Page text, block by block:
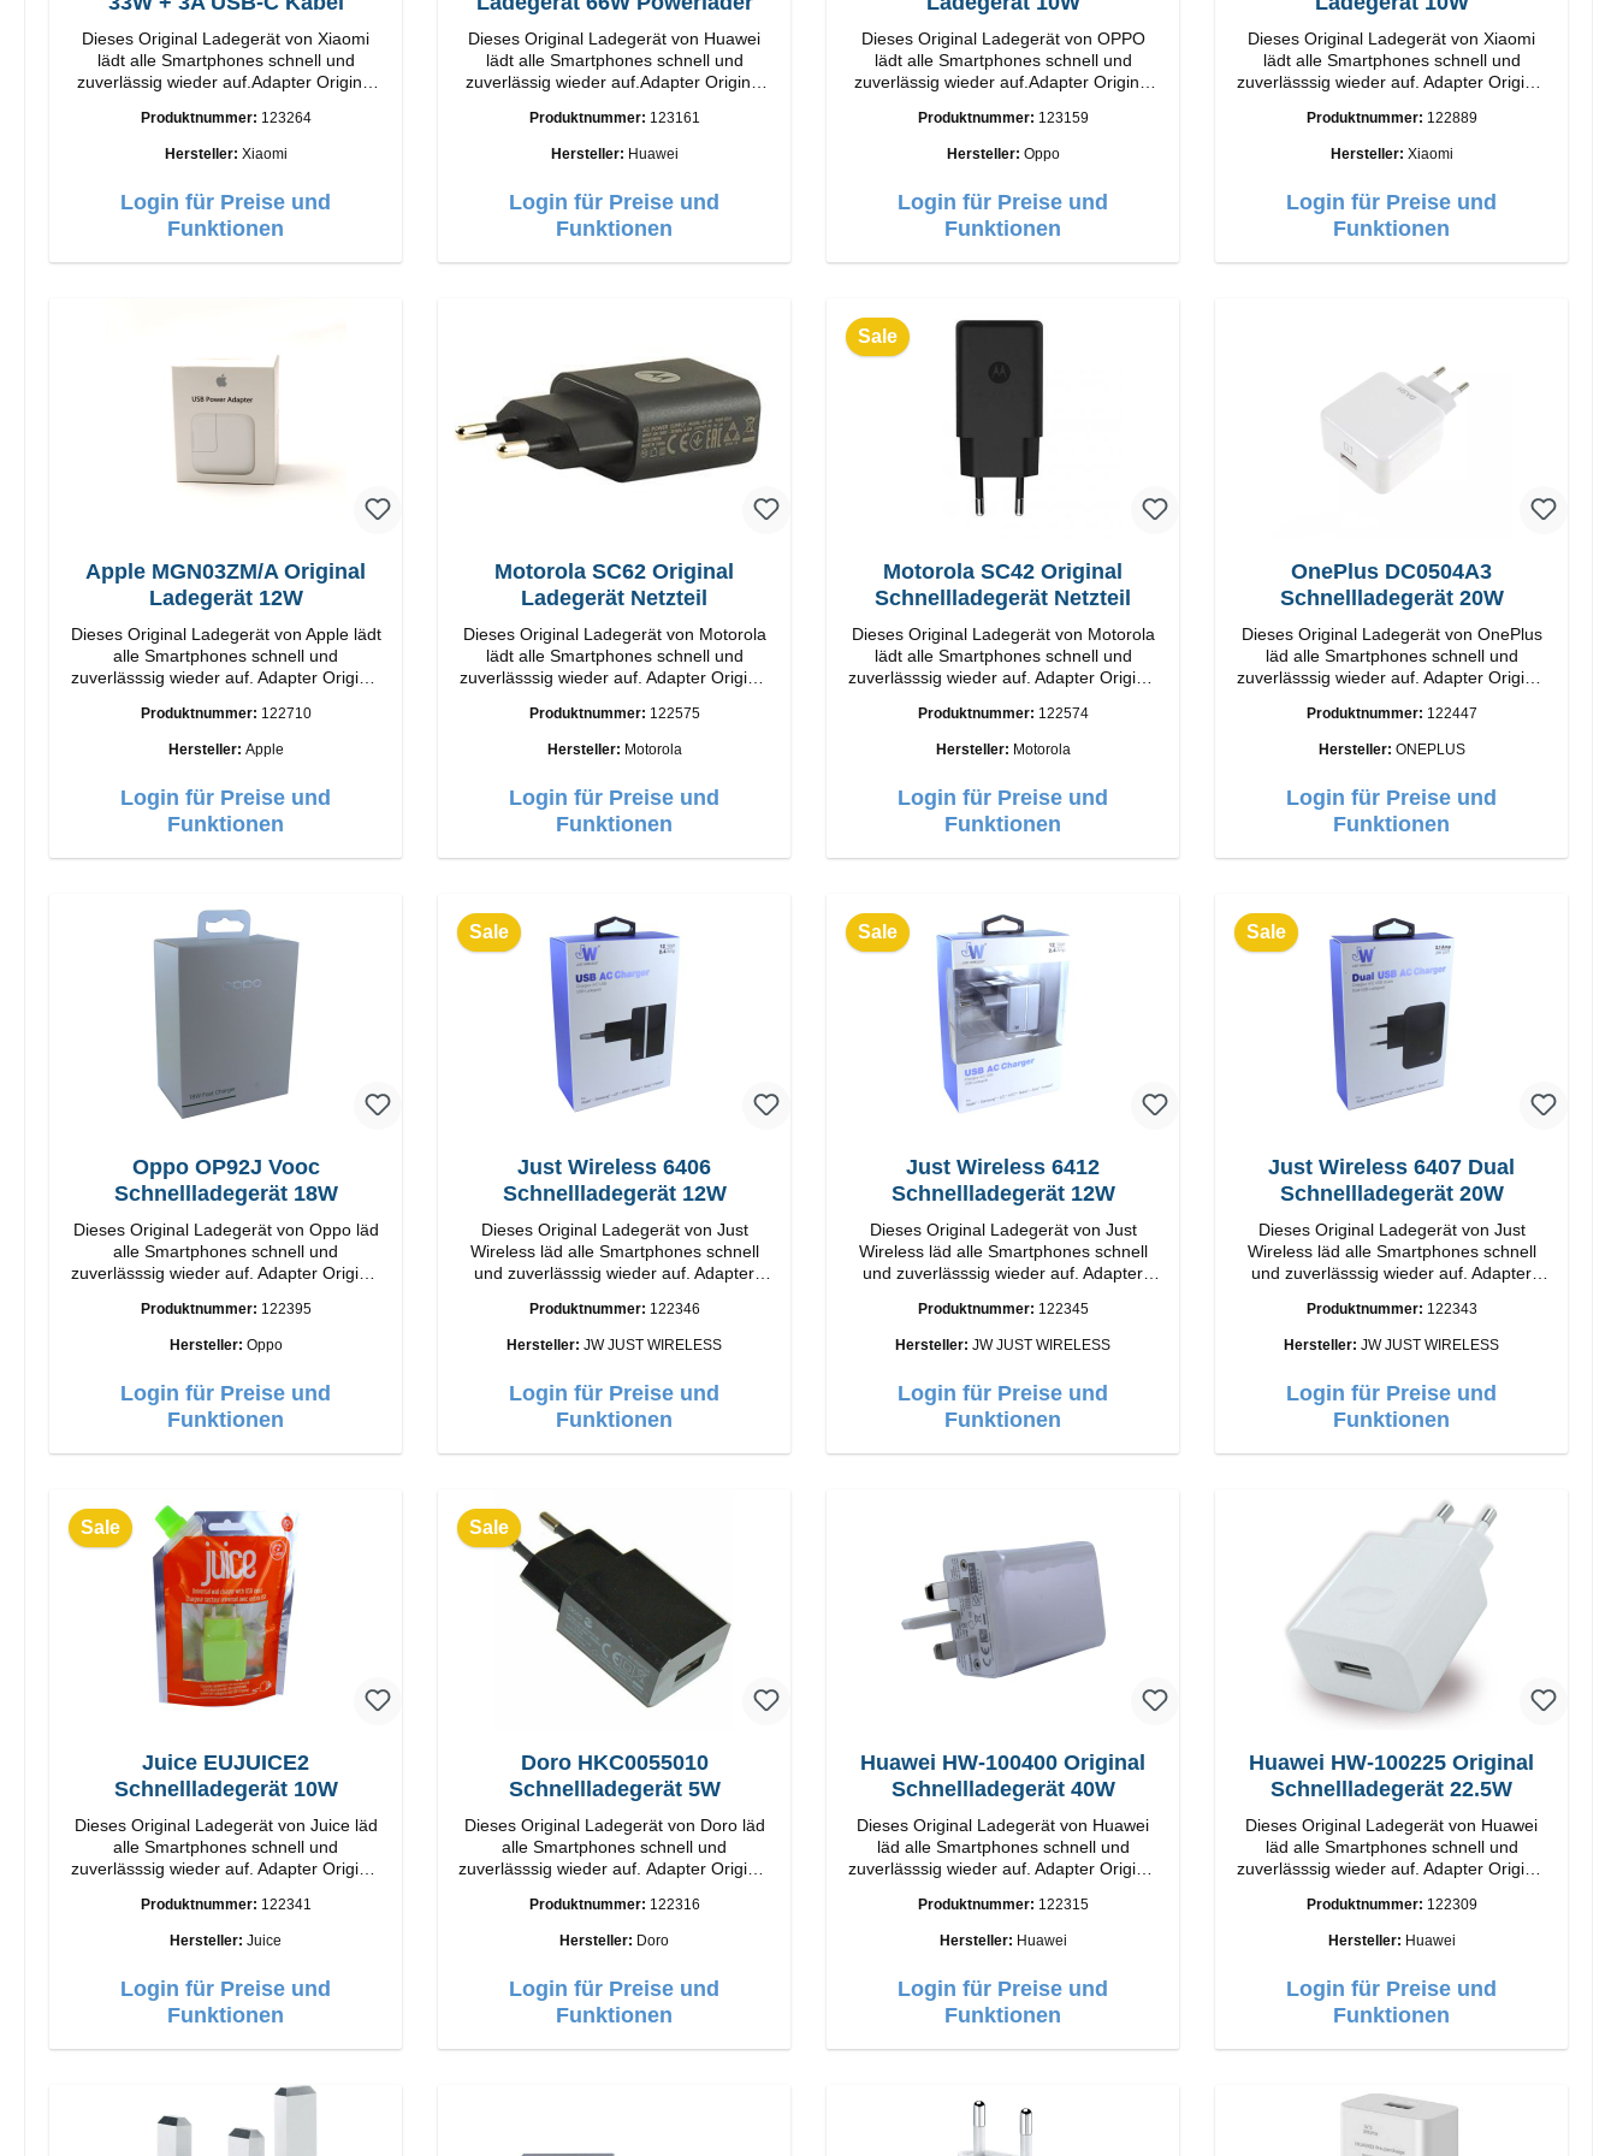
Dieses Original Ladegerät von Xiaomi
lädt alle Smartphones schnell und
zuverlässig wieder auf.Adapter Original
Anschlüsse: USB-A Output: 33W Farbe:
Produktnummer: 123264
Hersteller: Xiaomi
Login für Preise und
Funktionen
Dieses Original Ladegerät von Huawei
lädt alle Smartphones schnell und
zuverlässig wieder auf.Adapter Original
Anschlüsse: USB-C Output: 66W Farbe:
Weiss
Produktnummer: 123161
Hersteller: Huawei
Login für Preise und
Funktionen
Dieses Original Ladegerät von OPPO
lädt alle Smartphones schnell und
zuverlässig wieder auf.Adapter Original
Anschlüsse: USB-A Output: 10W Farbe:
Weiss
Produktnummer: 123159
Hersteller: Oppo
Login für Preise und
Funktionen
Dieses Original Ladegerät von Xiaomi
lädt alle Smartphones schnell und
zuverlässsig wieder auf. Adapter Original
Anschlüsse: USB-A Output: 10W Farbe:
Weiß
Produktnummer: 122889
Hersteller: Xiaomi
Login für Preise und
Funktionen
Apple MGN03ZM/A Original
Ladegerät 12W
Dieses Original Ladegerät von Apple lädt
alle Smartphones schnell und
zuverlässsig wieder auf. Adapter Original
Anschlüsse: USB-A Output: 12W Farbe:
Weiß
Produktnummer: 122710
Hersteller: Apple
Login für Preise und
Funktionen
Motorola SC62 Original
Ladegerät Netzteil
Dieses Original Ladegerät von Motorola
lädt alle Smartphones schnell und
zuverlässsig wieder auf. Adapter Original
Anschlüsse: USB-A Output: 5W Farbe:
Schwarz
Produktnummer: 122575
Hersteller: Motorola
Login für Preise und
Funktionen
Sale
Motorola SC42 Original
Schnellladegerät Netzteil
Dieses Original Ladegerät von Motorola
lädt alle Smartphones schnell und
zuverlässsig wieder auf. Adapter Original
Anschlüsse: USB-A Output: 10W Farbe:
Schwarz
Produktnummer: 122574
Hersteller: Motorola
Login für Preise und
Funktionen
OnePlus DC0504A3
Schnellladegerät 20W
Dieses Original Ladegerät von OnePlus
läd alle Smartphones schnell und
zuverlässsig wieder auf. Adapter Original
Anschlüsse: USB-A Output: 20W Farbe:
Weiss
Produktnummer: 122447
Hersteller: ONEPLUS
Login für Preise und
Funktionen
Oppo OP92J Vooc
Schnellladegerät 18W
Dieses Original Ladegerät von Oppo läd
alle Smartphones schnell und
zuverlässsig wieder auf. Adapter Original
Anschlüsse: USB-A Output: 18W Farbe:
Weiss
Produktnummer: 122395
Hersteller: Oppo
Login für Preise und
Funktionen
Sale
Just Wireless 6406
Schnellladegerät 12W
Dieses Original Ladegerät von Just
Wireless läd alle Smartphones schnell
und zuverlässsig wieder auf. Adapter
Verarbeitung Anschlüsse: USB-A Output:
12W Farbe: Schwarz
Produktnummer: 122346
Hersteller: JW JUST WIRELESS
Login für Preise und
Funktionen
Sale
Just Wireless 6412
Schnellladegerät 12W
Dieses Original Ladegerät von Just
Wireless läd alle Smartphones schnell
und zuverlässsig wieder auf. Adapter
Verarbeitung Anschlüsse: USB-A Output:
12W Farbe: Grau
Produktnummer: 122345
Hersteller: JW JUST WIRELESS
Login für Preise und
Funktionen
Sale
Just Wireless 6407 Dual
Schnellladegerät 20W
Dieses Original Ladegerät von Just
Wireless läd alle Smartphones schnell
und zuverlässsig wieder auf. Adapter
Verarbeitung Anschlüsse: USB-A Output:
20W Farbe: Schwarz
Produktnummer: 122343
Hersteller: JW JUST WIRELESS
Login für Preise und
Funktionen
Sale
Juice EUJUICE2
Schnellladegerät 10W
Dieses Original Ladegerät von Juice läd
alle Smartphones schnell und
zuverlässsig wieder auf. Adapter Original
Anschlüsse: USB-A Output: 10W Farbe:
Grün
Produktnummer: 122341
Hersteller: Juice
Login für Preise und
Funktionen
Sale
Doro HKC0055010
Schnellladegerät 5W
Dieses Original Ladegerät von Doro läd
alle Smartphones schnell und
zuverlässsig wieder auf. Adapter Original
Anschlüsse: USB-A Output: 5W Farbe:
Schwarz
Produktnummer: 122316
Hersteller: Doro
Login für Preise und
Funktionen
Huawei HW-100400 Original
Schnellladegerät 40W
Dieses Original Ladegerät von Huawei
läd alle Smartphones schnell und
zuverlässsig wieder auf. Adapter Original
Anschlüsse: USB-A Output: 40W Farbe:
Weiss
Produktnummer: 122315
Hersteller: Huawei
Login für Preise und
Funktionen
Huawei HW-100225 Original
Schnellladegerät 22.5W
Dieses Original Ladegerät von Huawei
läd alle Smartphones schnell und
zuverlässsig wieder auf. Adapter Original
Anschlüsse: USB-A Output: 22.5W
Farbe: Weiss
Produktnummer: 122309
Hersteller: Huawei
Login für Preise und
Funktionen